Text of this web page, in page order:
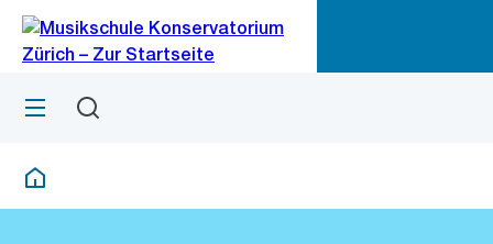
Navigation
Sprunglink
Menü
Deutsch